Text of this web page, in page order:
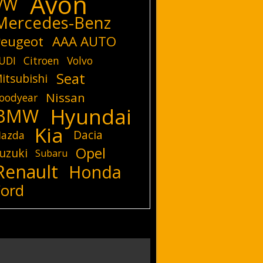
Benz
AAA AUTO
Citroen Volvo
Seat
Nissan
Hyundai
Kia
Dacia
Subaru Opel
Honda